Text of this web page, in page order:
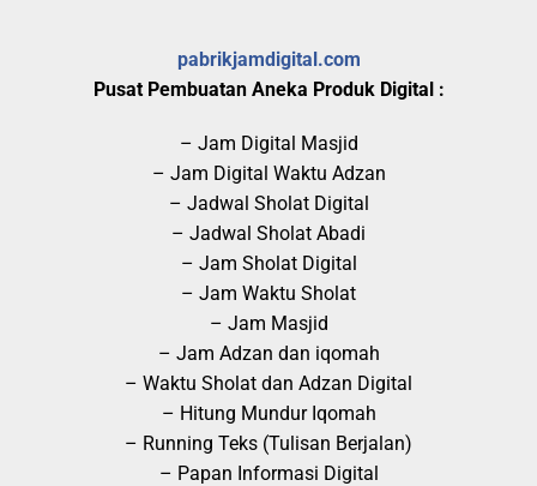
pabrikjamdigital.com
Pusat Pembuatan Aneka Produk Digital :
– Jam Digital Masjid
– Jam Digital Waktu Adzan
– Jadwal Sholat Digital
– Jadwal Sholat Abadi
– Jam Sholat Digital
– Jam Waktu Sholat
– Jam Masjid
– Jam Adzan dan iqomah
– Waktu Sholat dan Adzan Digital
– Hitung Mundur Iqomah
– Running Teks (Tulisan Berjalan)
– Papan Informasi Digital